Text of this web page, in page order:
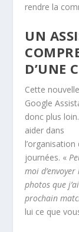
rendre la
UN
D’UNE
Cette
Google
donc plus
aider dans
l’organisation
journées. «
moi
photos que
prochain
lui ce que